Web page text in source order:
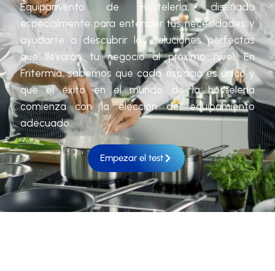
Equipamiento de Hostelería, diseñado
especialmente para entender tus necesidades y
ayudarte a descubrir las soluciones perfectas
que llevarán tu negocio al próximo nivel. En
Fritermia, sabemos que cada espacio es único y
que el éxito en el mundo de la hostelería
comienza con la elección del equipamiento
adecuado.
Empezar el test